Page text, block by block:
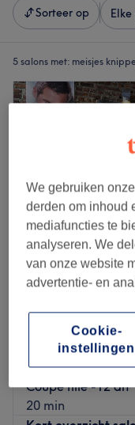
Sorteer op
5 salons met: meisjes
Easy Style
Tervurense Poort,
Laat zien op de
Coupe fille -12 an
20 min
We gebruiken
derden om inhoud
mediafuncties te
analyseren. We
van onze website
advertentie- en
Cookie-
instellingen